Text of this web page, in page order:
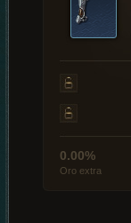
0.00%
Oro extra